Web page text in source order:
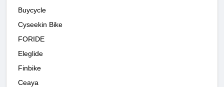
Buycycle
Cyseekin Bike
FORIDE
Eleglide
Finbike
Ceaya